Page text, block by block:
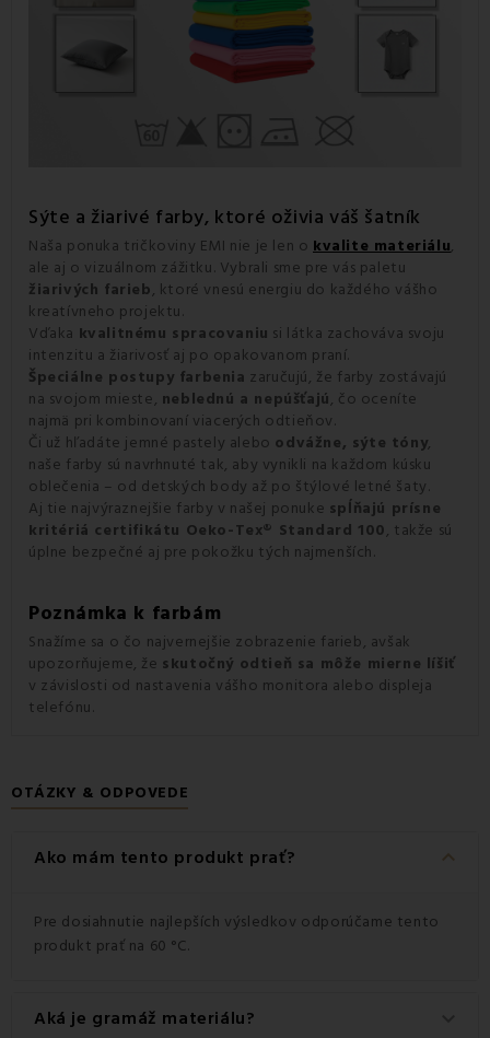
Sýte a žiarivé farby, ktoré oživia váš šatník
Naša ponuka tričkoviny EMI nie je len o kvalite materiálu,
ale aj o vizuálnom zážitku. Vybrali sme pre vás paletu
žiarivých farieb, ktoré vnesú energiu do každého vášho
kreatívneho projektu.
Vďaka kvalitnému spracovaniu si látka zachováva svoju
intenzitu a žiarivosť aj po opakovanom praní.
Špeciálne postupy farbenia zaručujú, že farby zostávajú
na svojom mieste, neblednú a nepúšťajú, čo oceníte
najmä pri kombinovaní viacerých odtieňov.
Či už hľadáte jemné pastely alebo odvážne, sýte tóny,
naše farby sú navrhnuté tak, aby vynikli na každom kúsku
oblečenia – od detských body až po štýlové letné šaty.
Aj tie najvýraznejšie farby v našej ponuke spĺňajú prísne
kritériá certifikátu Oeko-Tex® Standard 100, takže sú
úplne bezpečné aj pre pokožku tých najmenších.
Poznámka k farbám
Snažíme sa o čo najvernejšie zobrazenie farieb, avšak
upozorňujeme, že skutočný odtieň sa môže mierne líšiť
v závislosti od nastavenia vášho monitora alebo displeja
telefónu.
OTÁZKY & ODPOVEDE
Ako mám tento produkt prať? keyboard_arrow_down
Pre dosiahnutie najlepších výsledkov odporúčame tento
produkt prať na 60 °C.
Aká je gramáž materiálu?